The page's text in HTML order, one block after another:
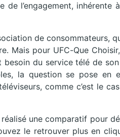
de l’engagement, inhérente
de consommateurs,
Mais pour UFC-Que
du service télé de
la question se pose en
comme c’est le
une comparatif pour
le retrouver plus en